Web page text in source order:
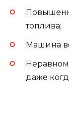
топлива;
Машина
даже